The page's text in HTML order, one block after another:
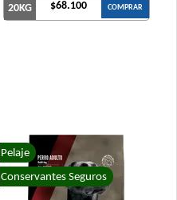
20KG $68.100 COMPRAR
Pelaje
Conservantes Seguros